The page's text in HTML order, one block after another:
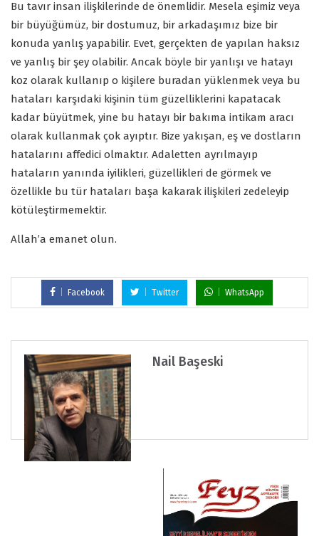
Bu tavır insan ilişkilerinde de önemlidir. Mesela eşimiz veya
bir büyüğümüz, bir dostumuz, bir arkadaşımız bize bir
konuda yanlış yapabilir. Evet, gerçekten de yapılan haksız
ve yanlış bir şey olabilir. Ancak böyle bir yanlışı ve hatayı
koz olarak kullanıp o kişilere buradan yüklenmek veya bu
hataları karşıdaki kişinin tüm güzelliklerini kapatacak
kadar büyütmek, yine bu hatayı bir bakıma intikam aracı
olarak kullanmak çok ayıptır. Bize yakışan, eş ve dostların
hatalarını affedici olmaktır. Adaletten ayrılmayıp
hataların yanında iyilikleri, güzellikleri de görmek ve
özellikle bu tür hataları başa kakarak ilişkileri zedeleyip
kötüleştirmemektir.
Allah’a emanet olun.
Facebook Twitter WhatsApp
Nail Başeski